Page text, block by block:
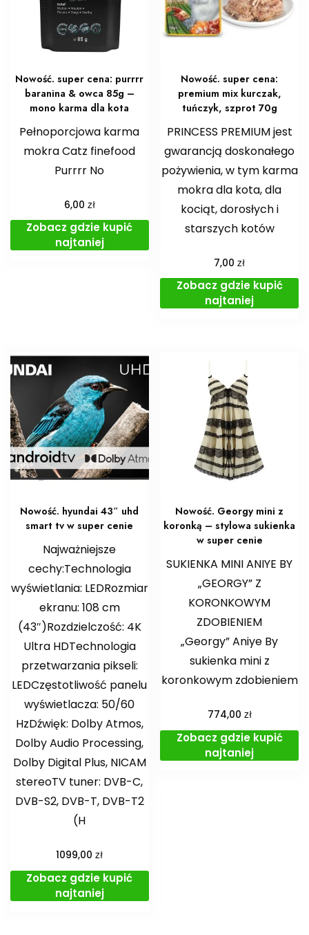
Nowość. super cena: purrrr
baranina & owca 85g –
mono karma dla kota
Pełnoporcjowa karma
mokra Catz finefood
Purrrr No
6,00 zł
Zobacz gdzie kupić
najtaniej
Nowość. super cena:
premium mix kurczak,
tuńczyk, szprot 70g
PRINCESS PREMIUM jest
gwarancją doskonałego
pożywienia, w tym karma
mokra dla kota, dla
kociąt, dorosłych i
starszych kotów
7,00zł
Zobacz gdzie kupić
najtaniej
Nowość. hyundai 43″ uhd
smart tv w super cenie
Najważniejsze
cechy:Technologia
wyświetlania: LEDRozmiar
ekranu: 108 cm
(43″)Rozdzielczość: 4K
Ultra HDTechnologia
przetwarzania pikseli:
LEDCzęstotliwość panelu
wyświetlacza: 50/60
HzDźwięk: Dolby Atmos,
Dolby Audio Processing,
Dolby Digital Plus, NICAM
stereoTV tuner: DVB-C,
DVB-S2, DVB-T, DVB-T2
(H
1099,00zł
Zobacz gdzie kupić
najtaniej
Nowość. Georgy mini z
koronką – stylowa sukienka
w super cenie
SUKIENKA MINI ANIYE BY
„GEORGY” Z
KORONKOWYM
ZDOBIENIEM
„Georgy” Aniye By
sukienka mini z
koronkowym zdobieniem
774,00 zł
Zobacz gdzie kupić
najtaniej